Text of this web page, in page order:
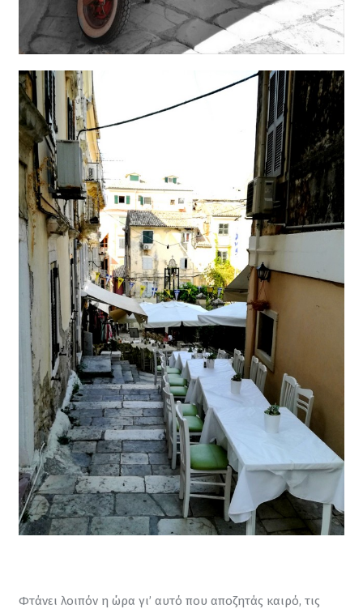
Φτάνει λοιπόν η ώρα γι’ αυτό που αποζητάς καιρό, τις